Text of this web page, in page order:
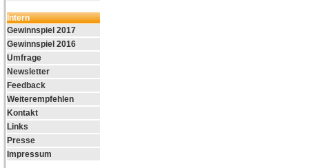
Intern
Gewinnspiel 2017
Gewinnspiel 2016
Umfrage
Newsletter
Feedback
Weiterempfehlen
Kontakt
Links
Presse
Impressum